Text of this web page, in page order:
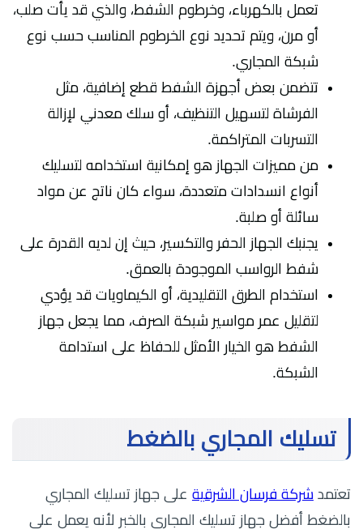
تعمل بالكهرباء، وخرطوم الشفط، والذي قد يأت صلب،
أو مرن، ويتم تحديد نوع الخرطوم المناسب حسب نوع
شبكة المجاري.
تتضمن بعض أجهزة الشفط قطع إضافية، مثل
الفرشاة لتسهيل التنظيف، أو سلك معدني لإزالة
التسربات المتراكمة.
من مميزات الجهاز هو إمكانية استخدامه لتسليك
أنواع انسدادات متعددة، سواء كان ناتج عن مواد
سائلة أو صلبة.
يجنبك الجهاز الحفر والتكسير، حيث إن لديه القدرة على
شفط الرواسب الموجودة بالعمق.
استخدام الطرق التقليدية، أو الكيماويات قد يؤدي
لتقليل عمر مواسير شبكة الصرف، مما يجعل جهاز
الشفط هو الخيار الأمثل للحفاظ على استدامة
الشبكة.
تسليك المجاري بالضغط
تعتمد شركة فرسان الشرقية على جهاز تسليك المجاري
بالضغط أفضل جهاز تسليك المجاري بالخبر لأنه يعمل على